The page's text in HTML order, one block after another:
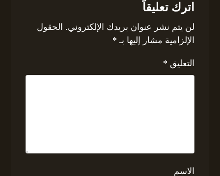
اترك تعليقاً
لن يتم نشر عنوان بريدك الإلكتروني. الحقول
الإلزامية مشار إليها بـ *
التعليق *
الاسم